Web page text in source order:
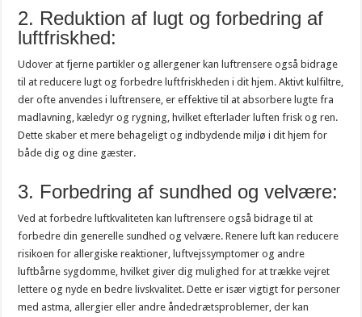
2. Reduktion af lugt og forbedring af
luftfriskhed:
Udover at fjerne partikler og allergener kan luftrensere også bidrage
til at reducere lugt og forbedre luftfriskheden i dit hjem. Aktivt kulfiltre,
der ofte anvendes i luftrensere, er effektive til at absorbere lugte fra
madlavning, kæledyr og rygning, hvilket efterlader luften frisk og ren.
Dette skaber et mere behageligt og indbydende miljø i dit hjem for
både dig og dine gæster.
3. Forbedring af sundhed og velvære:
Ved at forbedre luftkvaliteten kan luftrensere også bidrage til at
forbedre din generelle sundhed og velvære. Renere luft kan reducere
risikoen for allergiske reaktioner, luftvejssymptomer og andre
luftbårne sygdomme, hvilket giver dig mulighed for at trække vejret
lettere og nyde en bedre livskvalitet. Dette er især vigtigt for personer
med astma, allergier eller andre åndedrætsproblemer, der kan